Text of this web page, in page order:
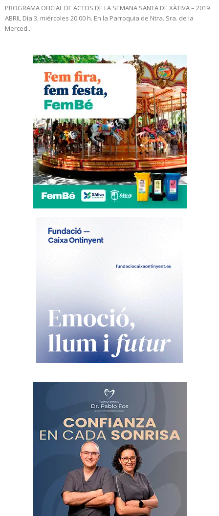
PROGRAMA OFICIAL DE ACTOS DE LA SEMANA SANTA DE XÀTIVA – 2019
ABRIL Día 3, miércoles 20:00 h. En la Parroquia de Ntra. Sra. de la
Merced...